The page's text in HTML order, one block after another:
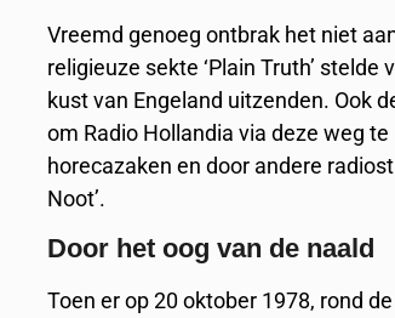
Vreemd genoeg ontbrak het niet
religieuze sekte ‘Plain Truth’
kust van Engeland uitzenden. Ook
om Radio Hollandia via deze weg
horecazaken en door andere
Noot’.
Door het oog van de naald
Toen er op 20 oktober 1978, rond